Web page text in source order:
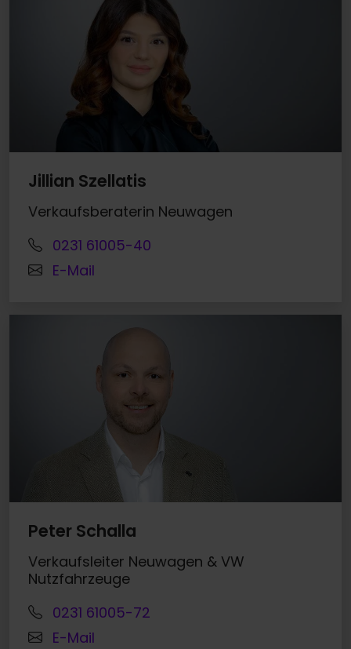
Jillian Szellatis
Verkaufsberaterin Neuwagen
0231 61005-40
E-Mail
Peter Schalla
Verkaufsleiter Neuwagen & VW
Nutzfahrzeuge
0231 61005-72
E-Mail